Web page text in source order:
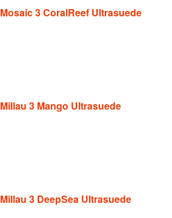
Mosaic 3 CoralReef Ultrasuede
Millau 3 Mango Ultrasuede
Millau 3 DeepSea Ultrasuede